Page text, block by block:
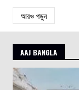
আরও পড়ুন
AAJ BANGLA